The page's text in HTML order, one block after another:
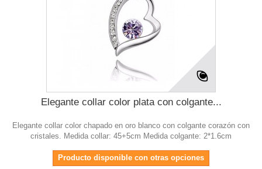
Elegante collar color plata con colgante...
Elegante collar color chapado en oro blanco con colgante corazón con
cristales. Medida collar: 45+5cm Medida colgante: 2*1.6cm
Producto disponible con otras opciones